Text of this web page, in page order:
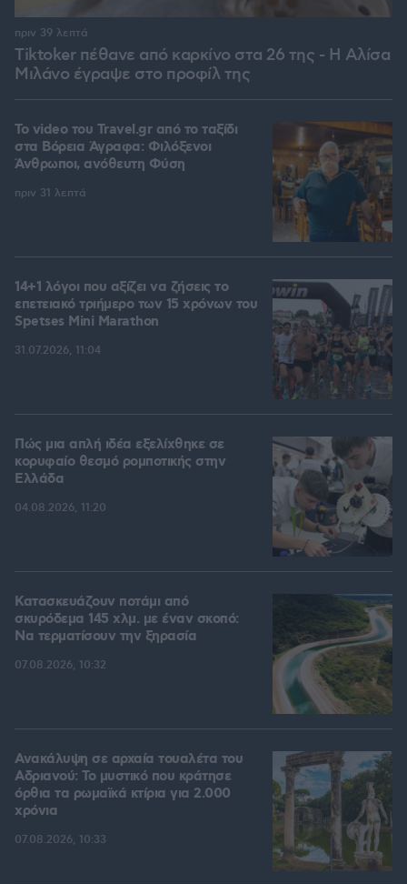
Tiktoker πέθανε από καρκίνο στα 26 της - Η Αλίσα
Μιλάνο έγραψε στο προφίλ της
πριν 39 λεπτά
To video του Travel.gr από το ταξίδι
στα Βόρεια Άγραφα: Φιλόξενοι
Άνθρωποι, ανόθευτη Φύση
πριν 31 λεπτά
14+1 λόγοι που αξίζει να ζήσεις το
επετειακό τριήμερο των 15 χρόνων του
Spetses Mini Marathon
31.07.2026, 11:04
Πώς μια απλή ιδέα εξελίχθηκε σε
κορυφαίο θεσμό ρομποτικής στην
Ελλάδα
04.08.2026, 11:20
Κατασκευάζουν ποτάμι από
σκυρόδεμα 145 χλμ. με έναν σκοπό:
Να τερματίσουν την ξηρασία
07.08.2026, 10:32
Ανακάλυψη σε αρχαία τουαλέτα του
Αδριανού: Το μυστικό που κράτησε
όρθια τα ρωμαϊκά κτίρια για 2.000
χρόνια
07.08.2026, 10:33